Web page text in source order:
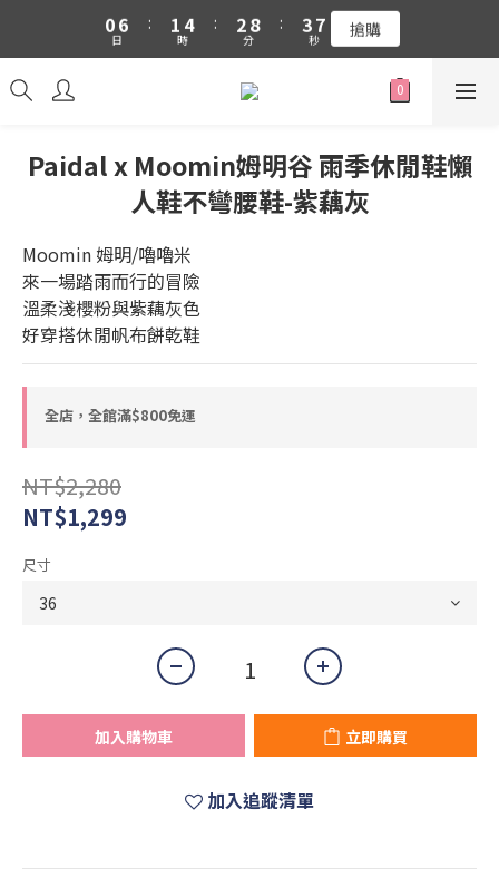
吉伊卡哇 新品上市88折+滿件贈零錢包(隨機)
5
4
日
03
2
時
1
0
7
6
5
4
2
1
0
分
2
1
6
5
1
0
秒 搶購
Paidal x Moomin姆明谷 雨季休閒鞋懶
人鞋不彎腰鞋-紫藕灰
Moomin 姆明/嚕嚕米
來一場踏雨而行的冒險
溫柔淺櫻粉與紫藕灰色
好穿搭休閒帆布餅乾鞋
全店，全館滿$800免運
NT$2,280
NT$1,299
尺寸
加入購物車 立即購買
加入追蹤清單